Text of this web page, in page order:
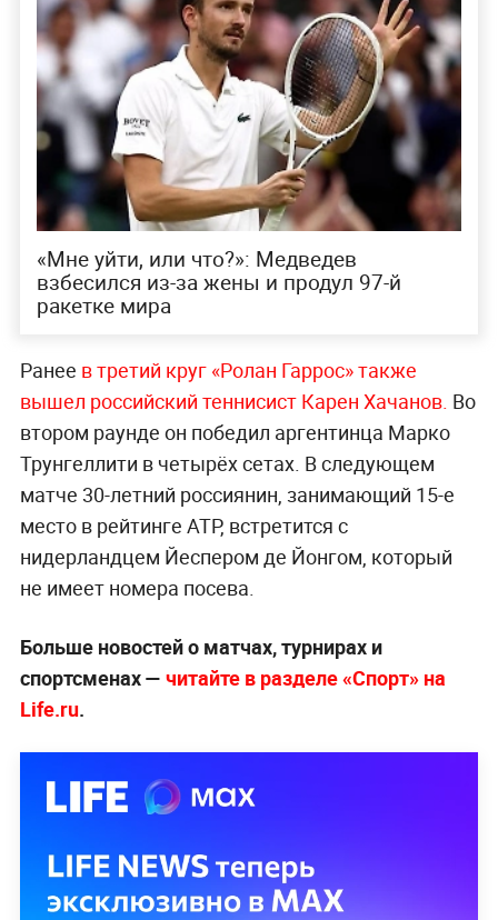
«Мне уйти, или что?»: Медведев
взбесился из-за жены и продул 97-й
ракетке мира
Ранее в третий круг «Ролан Гаррос» также
вышел российский теннисист Карен Хачанов. Во
втором раунде он победил аргентинца Марко
Трунгеллити в четырёх сетах. В следующем
матче 30-летний россиянин, занимающий 15-е
место в рейтинге ATP, встретится с
нидерландцем Йеспером де Йонгом, который
не имеет номера посева.
Больше новостей о матчах, турнирах и
спортсменах — читайте в разделе «Спорт» на
Life.ru.